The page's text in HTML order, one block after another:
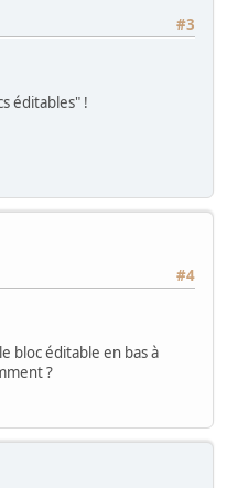
#3
éditables" !
#4
bloc éditable en bas à
?